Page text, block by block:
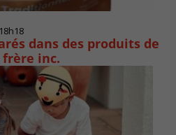
dans des produits de
inc.